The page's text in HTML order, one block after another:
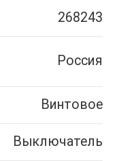
268243
Россия
Винтовое
Выключатель